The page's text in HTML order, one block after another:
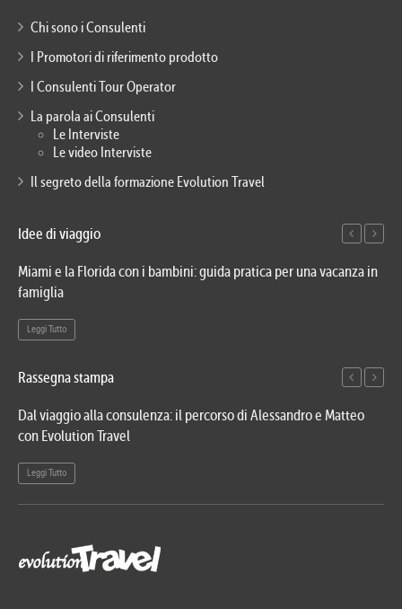
Chi sono i Consulenti
I Promotori di riferimento prodotto
I Consulenti Tour Operator
La parola ai Consulenti
Le Interviste
Le video Interviste
Il segreto della formazione Evolution Travel
Idee di viaggio
Miami e la Florida con i bambini: guida pratica per una vacanza in
famiglia
Leggi Tutto
Rassegna stampa
Dal viaggio alla consulenza: il percorso di Alessandro e Matteo
con Evolution Travel
Leggi Tutto